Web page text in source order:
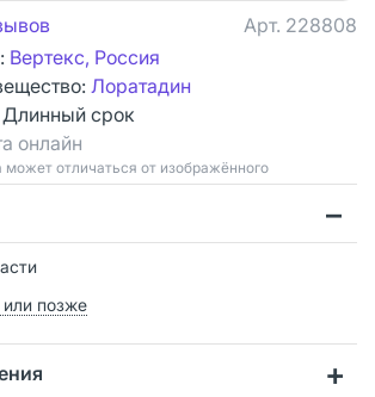
Арт. 228808
Вертекс, Россия
Лоратадин
Длинный срок
онлайн
может отличаться от изображённого
или позже